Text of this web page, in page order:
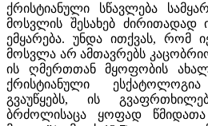
ქრისტიანული სწავლება
მოსვლის შესახებ ძირითადად
ემყარება. უნდა ითქვას, რომ
მოსვლა არ ამთავრებს
ის ღმერთთან მყოფობის ახალ
ქრისტიანული
გვაუწყებს, ის
ბრძოლისაცა ყოფად